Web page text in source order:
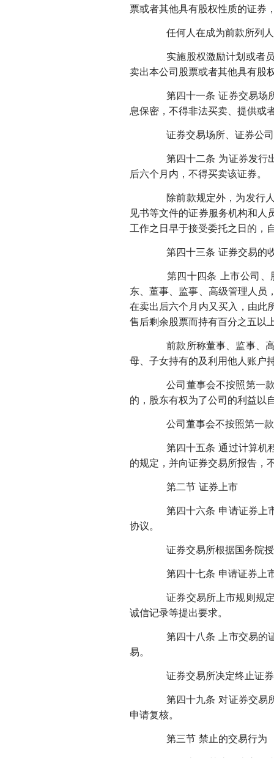
票或者其他具有股权性质的证券
任何人在成为前款所列人
实施股权激励计划或者员
卖出本公司股票或者其他具有股
第四十一条 证券交易场所
息保密，不得非法买卖、提供或
证券交易场所、证券公司
第四十二条 为证券发行出
后六个月内，不得买卖该证券。
除前款规定外，为发行人
见书等文件的证券服务机构和人
工作之日早于接受委托之日的，
第四十三条 证券交易的收
第四十四条 上市公司、
东、董事、监事、高级管理人员
在卖出后六个月内又买入，由此
售后剩余股票而持有百分之五以
前款所称董事、监事、高
母、子女持有的及利用他人账户
公司董事会不按照第一款
的，股东有权为了公司的利益以
公司董事会不按照第一款
第四十五条 通过计算机程
的规定，并向证券交易所报告，
第二节 证券上市
第四十六条 申请证券上市
协议。
证券交易所根据国务院授
第四十七条 申请证券上市
证券交易所上市规则规定
诚信记录等提出要求。
第四十八条 上市交易的证
易。
证券交易所决定终止证券
第四十九条 对证券交易所
申请复核。
第三节 禁止的交易行为